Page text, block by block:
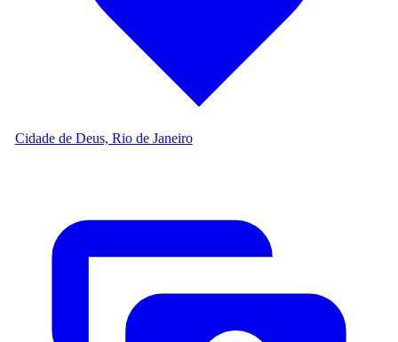
Cidade de Deus, Rio de Janeiro